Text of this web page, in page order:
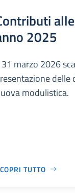
2025
31 marzo 2026
delle
modulistica.
TUTTO